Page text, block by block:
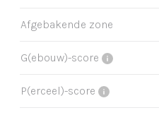
Afgebakende zone
G(ebouw)-score
P(erceel)-score